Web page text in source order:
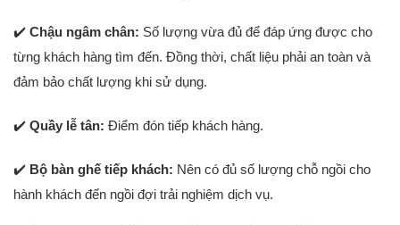
✔ Chậu ngâm chân: Số lượng vừa đủ để đáp ứng được cho
từng khách hàng tìm đến. Đồng thời, chất liệu phải an toàn và
đảm bảo chất lượng khi sử dụng.
✔ Quầy lễ tân: Điểm đón tiếp khách hàng.
✔ Bộ bàn ghế tiếp khách: Nên có đủ số lượng chỗ ngồi cho
hành khách đến ngồi đợi trải nghiệm dịch vụ.